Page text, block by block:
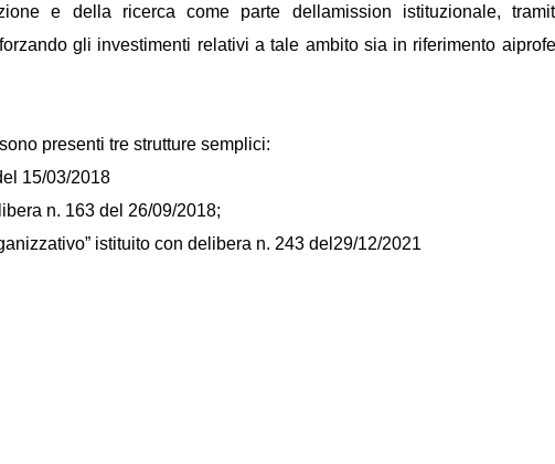
e della ricerca come parte dellamission istituzionale,
gli investimenti relativi a tale ambito sia in riferimento
presenti tre strutture semplici:
15/03/2018
n. 163 del 26/09/2018;
istituito con delibera n. 243 del29/12/2021